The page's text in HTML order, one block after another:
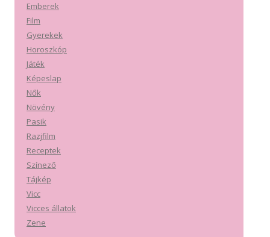
Emberek
Film
Gyerekek
Horoszkóp
Játék
Képeslap
Nők
Növény
Pasik
Razjfilm
Receptek
Színező
Tájkép
Vicc
Vicces állatok
Zene